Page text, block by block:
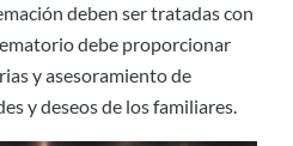
deben ser tratadas con
debe proporcionar
y asesoramiento de
y deseos de los familiares.